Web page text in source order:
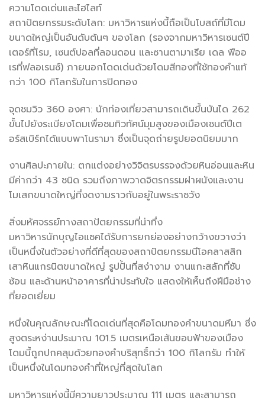
ความโดดเด่นและไฮไลท์
สถาปัตยกรรมระดับโลก: มหาวิหารแห่งนี้ถือเป็นโบสถ์ที่มีโดม
ขนาดใหญ่เป็นอันดับต้นๆ ของโลก (รองจากมหาวิหารเซนต์ปี
เตอร์ที่โรม, เซนต์ปอลที่ลอนดอน และซานตามาเรีย เดล ฟีออ
เรที่ฟลอเรนซ์) ภายนอกโดดเด่นด้วยโดมสีทองที่ใช้ทองคำแท้
กว่า 100 กิโลกรัมในการปิดทอง
จุดชมวิว 360 องศา: นักท่องเที่ยวสามารถเดินขึ้นบันได 262
ขั้นไปยังระเบียงโดมเพื่อชมทิวทัศน์มุมสูงของเมืองเซนต์ปีเต
อร์สเบิร์กได้แบบพาโนรามา ซึ่งเป็นจุดถ่ายรูปยอดนิยมมาก
งานศิลปะภายใน: ตกแต่งอย่างวิจิตรบรรจงด้วยหินอ่อนและหิน
มีค่ากว่า 43 ชนิด รวมถึงภาพวาดจิตรกรรมฝาผนังและงาน
โมเสกขนาดใหญ่ที่งดงามราวกับอยู่ในพระราชวัง
สิ่งมหัศจรรย์ทางสถาปัตยกรรมที่น่าทึ่ง
มหาวิหารนักบุญไอแซคได้รับการยกย่องอย่างกว้างขวางว่า
เป็นหนึ่งในตัวอย่างที่ดีที่สุดของสถาปัตยกรรมนีโอคลาสสิก
เสาหินแกรนิตขนาดใหญ่ รูปปั้นที่สง่างาม งานแกะสลักที่ซับ
ซ้อน และด้านหน้าอาคารที่น่าประทับใจ แสดงให้เห็นถึงฝีมือช่าง
ที่ยอดเยี่ยม
หนึ่งในคุณลักษณะที่โดดเด่นที่สุดคือโดมทองคำขนาดมหึมา ซึ่ง
สูงตระหง่านประมาณ 101.5 เมตรเหนือเส้นขอบฟ้าของเมือง
โดมนี้ถูกปกคลุมด้วยทองคำบริสุทธิ์กว่า 100 กิโลกรัม ทำให้
เป็นหนึ่งในโดมทองคำที่ใหญ่ที่สุดในโลก
มหาวิหารแห่งนี้มีความยาวประมาณ 111 เมตร และสามารถ